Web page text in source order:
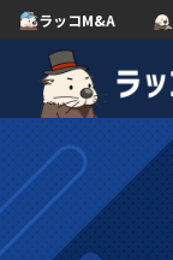
ラッコM&A